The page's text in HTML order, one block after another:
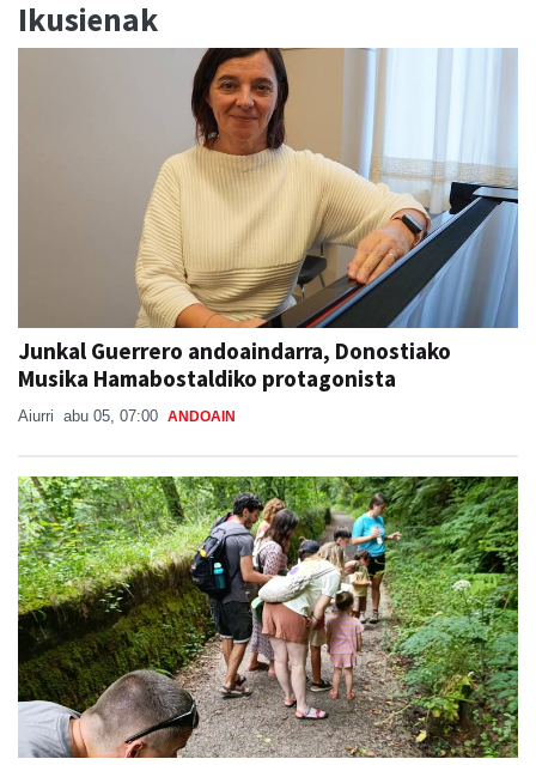
Ikusienak
Junkal Guerrero andoaindarra, Donostiako
Musika Hamabostaldiko protagonista
Aiurri abu 05, 07:00 ANDOAIN